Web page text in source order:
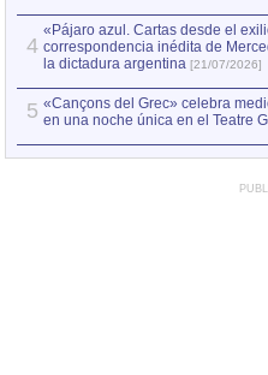
4
«Pájaro azul. Cartas desde el
correspondencia inédita de
la dictadura argentina [21/07/2026]
5 «Cançons del Grec» celebra
en una noche única en el Teatre